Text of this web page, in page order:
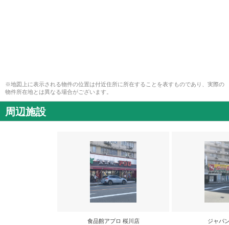
※地図上に表示される物件の位置は付近住所に所在することを表すものであり、実際の
物件所在地とは異なる場合がございます。
周辺施設
食品館アプロ 桜川店 ジャパ